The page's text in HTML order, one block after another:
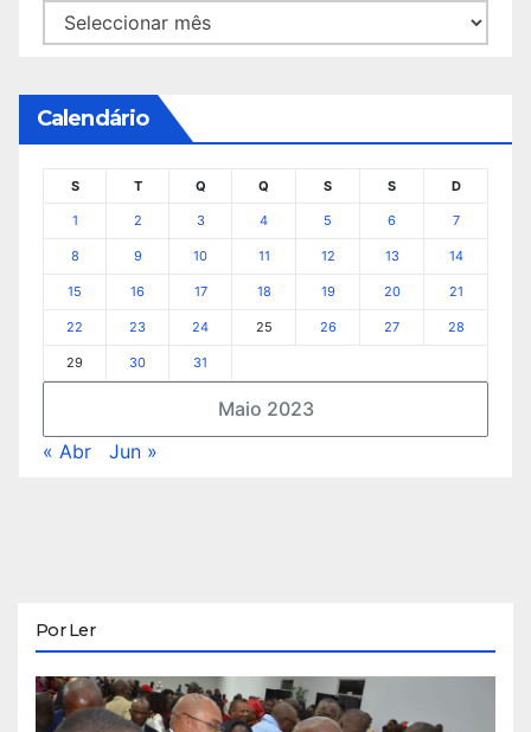
Arquivo
Calendário
Maio 2023
S T Q Q S S D
1 2 3 4 5 6 7
8 9 10 11 12 13 14
15 16 17 18 19 20 21
22 23 24 25 26 27 28
29 30 31
« Abr Jun »
Por Ler